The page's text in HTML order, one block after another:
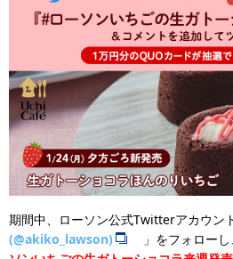
期間中、ローソン公式Twitterアカウン
(@akiko_lawson)
」をフォロー